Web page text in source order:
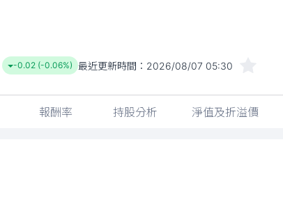
-0.02 (-0.06%) 最近更新時間： 2026/08/07 05:30
報酬率 持股分析 淨值及折溢價